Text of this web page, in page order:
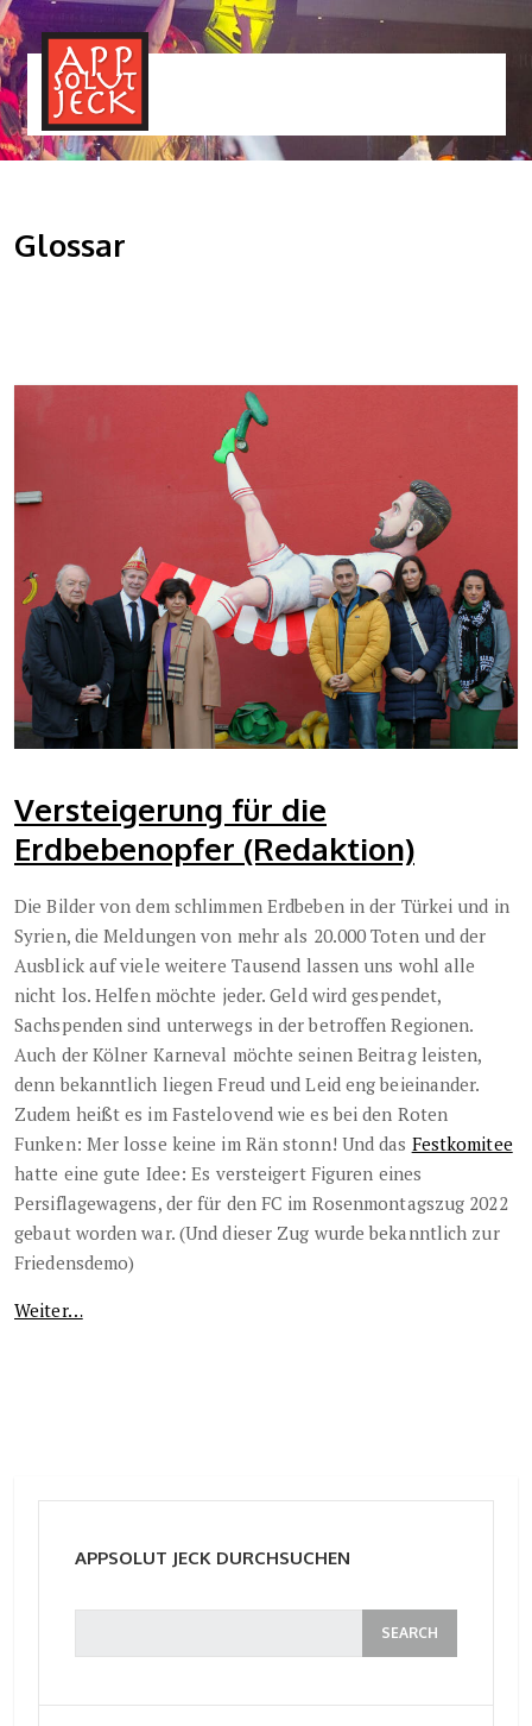
Glossar
Versteigerung für die
Erdbebenopfer (Redaktion)
Die Bilder von dem schlimmen Erdbeben in der Türkei und in
Syrien, die Meldungen von mehr als 20.000 Toten und der
Ausblick auf viele weitere Tausend lassen uns wohl alle
nicht los. Helfen möchte jeder. Geld wird gespendet,
Sachspenden sind unterwegs in der betroffen Regionen.
Auch der Kölner Karneval möchte seinen Beitrag leisten,
denn bekanntlich liegen Freud und Leid eng beieinander.
Zudem heißt es im Fastelovend wie es bei den Roten
Funken: Mer losse keine im Rän stonn! Und das Festkomitee
hatte eine gute Idee: Es versteigert Figuren eines
Persiflagewagens, der für den FC im Rosenmontagszug 2022
gebaut worden war. (Und dieser Zug wurde bekanntlich zur
Friedensdemo)
Weiter…
APPSOLUT JECK DURCHSUCHEN